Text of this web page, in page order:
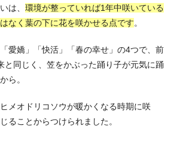
は、 環境が整っていれば1年中咲いている
なく葉の下に花を咲かせる点です。
愛嬌」「快活」「春の幸せ」の4つで、前
と同じく、笠をかぶった踊り子が元気に踊
ら。
ヒメオドリコソウが暖かくなる時期に咲
ることからつけられました。